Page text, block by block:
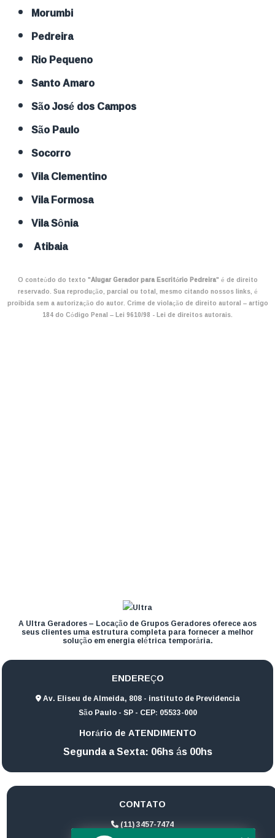
Morumbi
Pedreira
Rio Pequeno
Santo Amaro
São José dos Campos
São Paulo
Socorro
Vila Clementino
Vila Formosa
Vila Sônia
Atibaia
O conteúdo do texto "Alugar Gerador para Escritório Pedreira" é de direito
reservado. Sua reprodução, parcial ou total, mesmo citando nossos links, é
proibida sem a autorização do autor. Crime de violação de direito autoral – artigo
184 do Código Penal –Lei 9610/98 - Lei de direitos autorais.
A Ultra Geradores – Locação de Grupos Geradores oferece aos
seus clientes uma estrutura completa para fornecer a melhor
solução em energia elétrica temporária.
ENDEREÇO
Av. Eliseu de Almeida, 808 - instituto de Previdencia
São Paulo - SP - CEP: 05533-000
Horário de ATENDIMENTO
Segunda a Sexta: 06hs ás 00hs
CONTATO
(11) 3457-7474